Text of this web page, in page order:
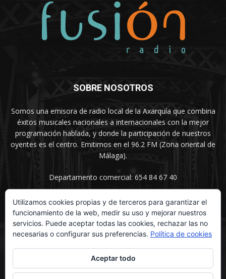
SOBRE NOSOTROS
Somos una emisora de radio local de la Axarquía que combina
éxitos musicales nacionales a internacionales con la mejor
programación hablada, y donde la participación de nuestros
oyentes es el centro. Emitimos en el 96.2 FM (Zona oriental de
Málaga).
Departamento comercial: 654 84 67 40
SÍGUENOS
Utilizamos cookies propias y de terceros para garantizar el
funcionamiento de la web, medir su uso y mejorar nuestros
servicios. Puede aceptar todas las cookies, rechazar las no
necesarias o configurar sus preferencias. Política de cookies
Aceptar todo